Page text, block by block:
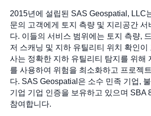
2015년에 설립된 SAS Geospatial, LLC
문의 고객에게 토지 측량 및 지리공간 서
다. 이들의 서비스 범위에는 토지 측량,
저 스캐닝 및 지하 유틸리티 위치 확인이
사는 정확한 지하 유틸리티 탐지를 위해
를 사용하여 위험을 최소화하고 프로젝
다. SAS Geospatial은 소수 민족 기업,
기업 기업 인증을 보유하고 있으며 SBA
참여합니다.